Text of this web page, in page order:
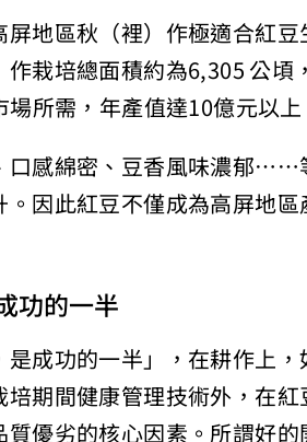
地區秋（裡）作極適合紅
栽培總面積約為6,305 公頃
所需，年產值達10億元以
口感綿密、豆香風味濃郁
因此紅豆不僅成為高屏地
功的一半
成功的一半」，在耕作上
期間健康管理技術外，在